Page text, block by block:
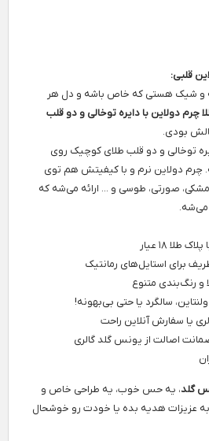
قلبی:
و شیک هستی که خاص باشه و دل‌ هر
چرم دولاین با دایره توخالی و دو قلب
بودی.
توخالی و دو قلب طلای کوچیک روی
چرم دولاین نرم و با کیفیتش هم توی
صورتی، طوسی و ... ارائه می‌شه که
می‌شه.
۱۸ عیار
برای استایل‌های رمانتیک
و رنگ‌بندی متنوع
سالگرد یا حتی بی‌بهونه!
یا سفارش آنلاین راحت
اصالت از یونس گلد گالری
گلد، یه حس خوب، یه طراحی خاص و
عزیزات هدیه بده یا خودت رو خوشحال